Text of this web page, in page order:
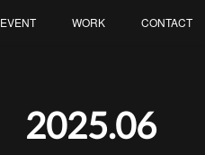
EVENT WORK CONTACT
2025.06